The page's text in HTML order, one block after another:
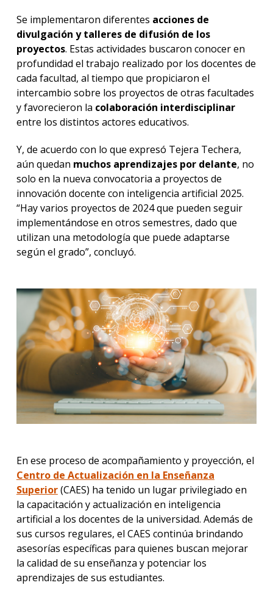
Se implementaron diferentes acciones de
divulgación y talleres de difusión de los
proyectos. Estas actividades buscaron conocer en
profundidad el trabajo realizado por los docentes de
cada facultad, al tiempo que propiciaron el
intercambio sobre los proyectos de otras facultades
y favorecieron la colaboración interdisciplinar
entre los distintos actores educativos.
Y, de acuerdo con lo que expresó Tejera Techera,
aún quedan muchos aprendizajes por delante, no
solo en la nueva convocatoria a proyectos de
innovación docente con inteligencia artificial 2025.
“Hay varios proyectos de 2024 que pueden seguir
implementándose en otros semestres, dado que
utilizan una metodología que puede adaptarse
según el grado”, concluyó.
En ese proceso de acompañamiento y proyección, el
Centro de Actualización en la Enseñanza
Superior(CAES) ha tenido un lugar privilegiado en
la capacitación y actualización en inteligencia
artificial a los docentes de la universidad. Además de
sus cursos regulares, el CAES continúa brindando
asesorías específicas para quienes buscan mejorar
la calidad de su enseñanza y potenciar los
aprendizajes de sus estudiantes.